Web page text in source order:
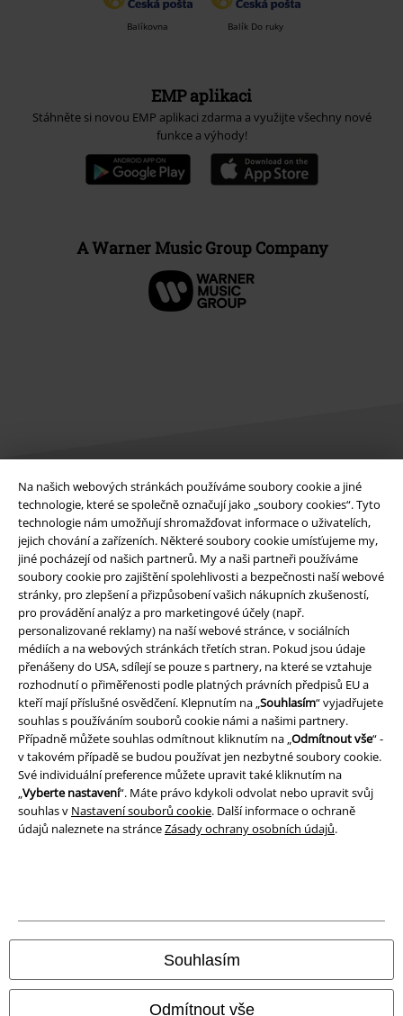
Na našich webových stránkách používáme soubory cookie a jiné
technologie, které se společně označují jako „soubory cookies“. Tyto
technologie nám umožňují shromažďovat informace o uživatelích,
jejich chování a zařízeních. Některé soubory cookie umísťujeme my,
jiné pocházejí od našich partnerů. My a naši partneři používáme
soubory cookie pro zajištění spolehlivosti a bezpečnosti naší webové
stránky, pro zlepšení a přizpůsobení vašich nákupních zkušeností,
pro provádění analýz a pro marketingové účely (např.
personalizované reklamy) na naší webové stránce, v sociálních
médiích a na webových stránkách třetích stran. Pokud jsou údaje
přenášeny do USA, sdílejí se pouze s partnery, na které se vztahuje
rozhodnutí o přiměřenosti podle platných právních předpisů EU a
kteří mají příslušné osvědčení. Klepnutím na „Souhlasím“ vyjadřujete
souhlas s používáním souborů cookie námi a našimi partnery.
Případně můžete souhlas odmítnout kliknutím na „Odmítnout vše“ -
v takovém případě se budou používat jen nezbytné soubory cookie.
Své individuální preference můžete upravit také kliknutím na
„Vyberte nastavení“. Máte právo kdykoli odvolat nebo upravit svůj
souhlas v Nastavení souborů cookie. Další informace o ochraně
údajů naleznete na stránceZásady ochrany osobních údajů.
Souhlasím
Odmítnout vše
Balíkovna Balík Do ruky
EMP aplikaci
Stáhněte si novou EMP aplikaci zdarma a využijte všechny nové
funkce a výhody!
A Warner Music Group Company
Právní informace
Podmínky
Prohlášení
Ochrana osobních údajů
Likvidace odpadu a ochrana životního prostředí
Prohlášení o shodě
Informace o přístupnosti
Nastavení souborů cookie
Odstoupení od smlouvy
Naše online obchody